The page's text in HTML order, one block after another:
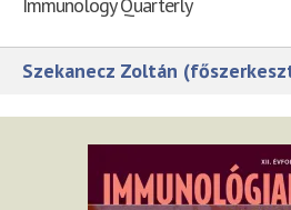
Szekanecz Zoltán
Előkészületben
Hírek